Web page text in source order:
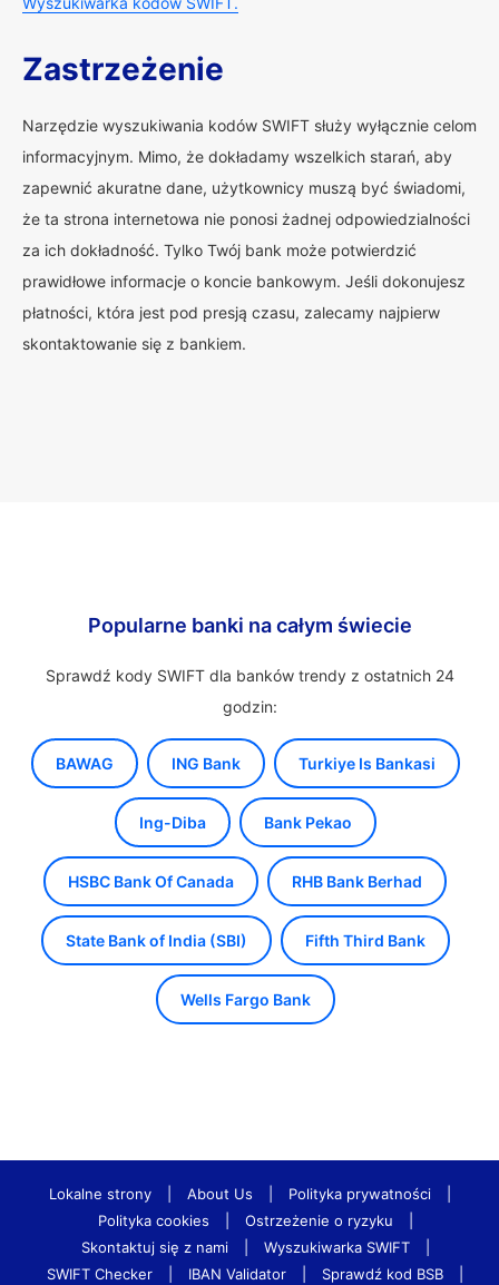
Zastrzeżenie
Narzędzie wyszukiwania kodów SWIFT służy wyłącznie celom
informacyjnym. Mimo, że dokładamy wszelkich starań, aby
zapewnić akuratne dane, użytkownicy muszą być świadomi,
że ta strona internetowa nie ponosi żadnej odpowiedzialności
za ich dokładność. Tylko Twój bank może potwierdzić
prawidłowe informacje o koncie bankowym. Jeśli dokonujesz
płatności, która jest pod presją czasu, zalecamy najpierw
skontaktowanie się z bankiem.
Popularne banki na całym świecie
Sprawdź kody SWIFT dla banków trendy z ostatnich 24
godzin:
BAWAG ING Bank Turkiye Is Bankasi
Ing-Diba Bank Pekao
HSBC Bank Of Canada RHB Bank Berhad
State Bank of India (SBI) Fifth Third Bank
Wells Fargo Bank
Lokalne strony About Us Polityka prywatności
Polityka cookies
Ostrzeżenie o ryzyku
Skontaktuj się z nami
Wyszukiwarka SWIFT
SWIFT Checker
IBAN Validator Sprawdź kod BSB